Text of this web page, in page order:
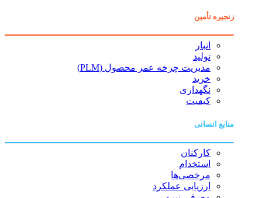
زنجیره تأمین
انبار
تولید
مدیریت چرخه عمر محصول (PLM)
خرید
نگهداری
کیفیت
منابع انسانی
کارکنان
استخدام
مرخصی‌ها
ارزیابی عملکرد